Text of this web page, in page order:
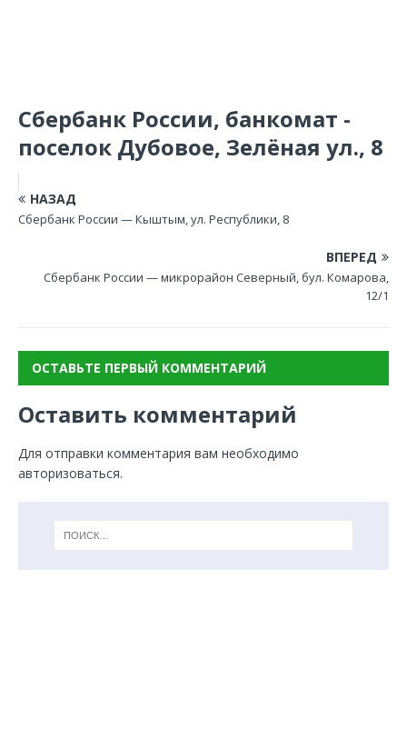
Сбербанк России, банкомат -
поселок Дубовое, Зелёная ул., 8
НАЗАД
Сбербанк России — Кыштым, ул. Республики, 8
ВПЕРЕД
Сбербанк России — микрорайон Северный, бул. Комарова,
12/1
ОСТАВЬТЕ ПЕРВЫЙ КОММЕНТАРИЙ
Оставить комментарий
Для отправки комментария вам необходимо
авторизоваться.